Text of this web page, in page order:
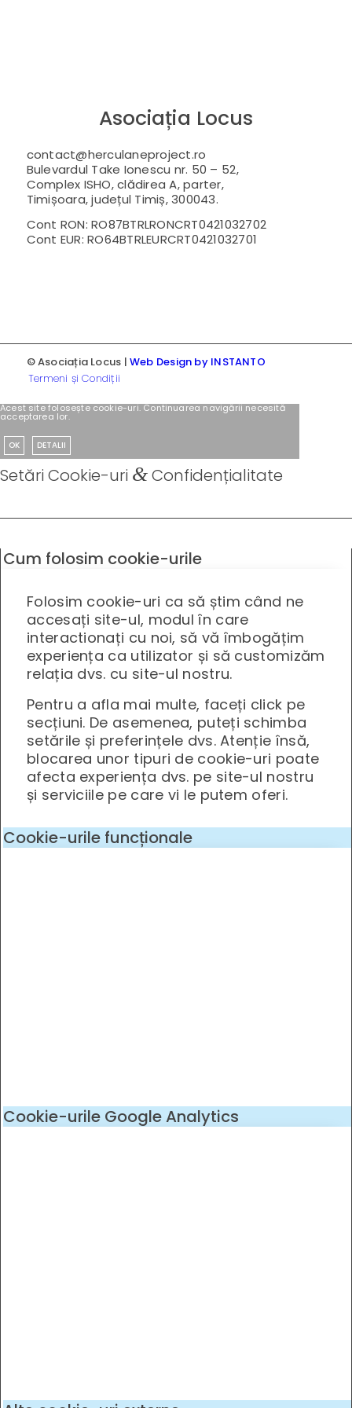
Asociația Locus
contact@herculaneproject.ro
Bulevardul Take Ionescu nr. 50 – 52,
Complex ISHO, clădirea A, parter,
Timișoara, județul Timiș, 300043.
Cont RON: RO87BTRLRONCRT0421032702
Cont EUR: RO64BTRLEURCRT0421032701
© Asociația Locus |Web Design by INSTANTO
Termeni și Condiții
Acest site folosește cookie-uri. Continuarea navigării necesită
acceptarea lor.
OK DETALII
Setări Cookie-uri &Confidențialitate
Cum folosim cookie-urile
Folosim cookie-uri ca să știm când ne
accesați site-ul, modul în care
interactionați cu noi, să vă îmbogățim
experiența ca utilizator și să customizăm
relația dvs. cu site-ul nostru.
Pentru a afla mai multe, faceți click pe
secțiuni. De asemenea, puteți schimba
setările și preferințele dvs. Atenție însă,
blocarea unor tipuri de cookie-uri poate
afecta experiența dvs. pe site-ul nostru
și serviciile pe care vi le putem oferi.
Cookie-urile funcționale
Cookie-urile Google Analytics